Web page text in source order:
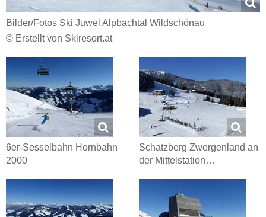
Bilder/​Fotos Ski Juwel Alpbachtal Wildschönau
© Erstellt von Skiresort.at
6er-Sesselbahn Hornbahn
2000
Schatzberg Zwergenland an
der Mittelstation…